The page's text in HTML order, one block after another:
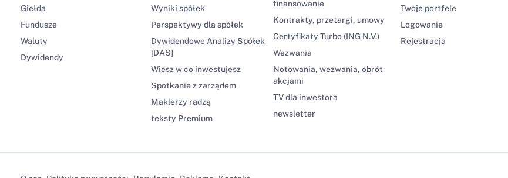
Giełda
Fundusze
Waluty
Dywidendy
Wyniki spółek
Perspektywy dla spółek
Dywidendowe Analizy Spółek
[DAS]
Wiesz w co inwestujesz
Spotkanie z zarządem
Maklerzy radzą
teksty Premium
finansowanie
Kontrakty, przetargi, umowy
Certyfikaty Turbo (ING N.V.)
Wezwania
Notowania, wezwania, obrót
akcjami
TV dla inwestora
newsletter
Twoje portfele
Logowanie
Rejestracja